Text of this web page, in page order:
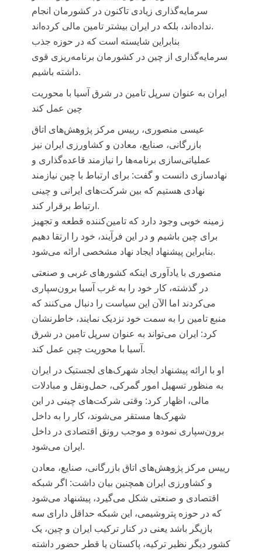
سرمایه‌گذاری زیادی تاکنون در کشورمان انجام
نداده‌اند، بلکه در ایران بیشتر تامین مالی کرده‌اند.
بنابراین شایسته است که در حوزه جذب
سرمایه‌گذاری از چین در کشورمان برنامه‌ریزی قوی
داشته باشیم.
ایران به عنوان سرپل تامین در شرق آسیا با محوریت
چین عمل کند
عیسی منصوری، رییس مرکز پژوهش‌های اتاق
بازرگانی، صنایع، معادن و کشاورزی ایران نیز
عملیاتی‌سازی برنامه‌ها را نیازمند قاعده‌گذاری و
نهادسازی دانست و گفت: برای ارتباط با چین نیازمند
نهادی هستیم که بین شرکت‌های ایرانی و چینی
ارتباط برقرار کند.
زمینه خوبی وجود دارد که تامین‌کننده قطعه و تجهیز
برای چین باشیم و در این فرآیند، خود را ارتقا دهیم
بنابراین پیشنهاد ایجاد نهاد مشخصی ارائه می‌شود.
منصوری با یادآوری اینکه کشورهای غربی و صنعتی
در گذشته، کار خود را به غرب آسیا برون‌سپاری
می‌کردند اما الآن این سیاست را دنبال می‌کنند که
منبع تامین را به سمت خود نزدیک نمایند، خاطرنشان
کرد: ایران می‌تواند به عنوان سرپل تامین در شرق
آسیا با محوریت چین عمل کند.
او با ارائه پیشنهاد ایجاد شهرک‌های لجستیک در ایران
به منظور تسهیل امور گمرکی، حمل‌ونقل و مبادلات
مالی، اظهار کرد: وقتی شرکت‌های چینی در این
شهرک‌ها مستقر می‌شوند، کار را به داخل
برون‌سپاری نموده و موجب رونق اقتصادی در داخل
ایران می‌شود.
رییس مرکز پژوهش‌های اتاق بازرگانی، صنایع، معادن
و کشاورزی ایران همچنین بیان داشت: اگر شبکه
اقتصادی و صنعتی شکل می‌گیرد، پیشنهاد می‌شود
که در حوزه پتروشیمی، این شبکه حداقل دارای سه
بازیگر باشد یعنی در کنار ترکیب ایران و چین، یک
کشور دیگر نظیر ترکیه، پاکستان یا قطر حضور داشته